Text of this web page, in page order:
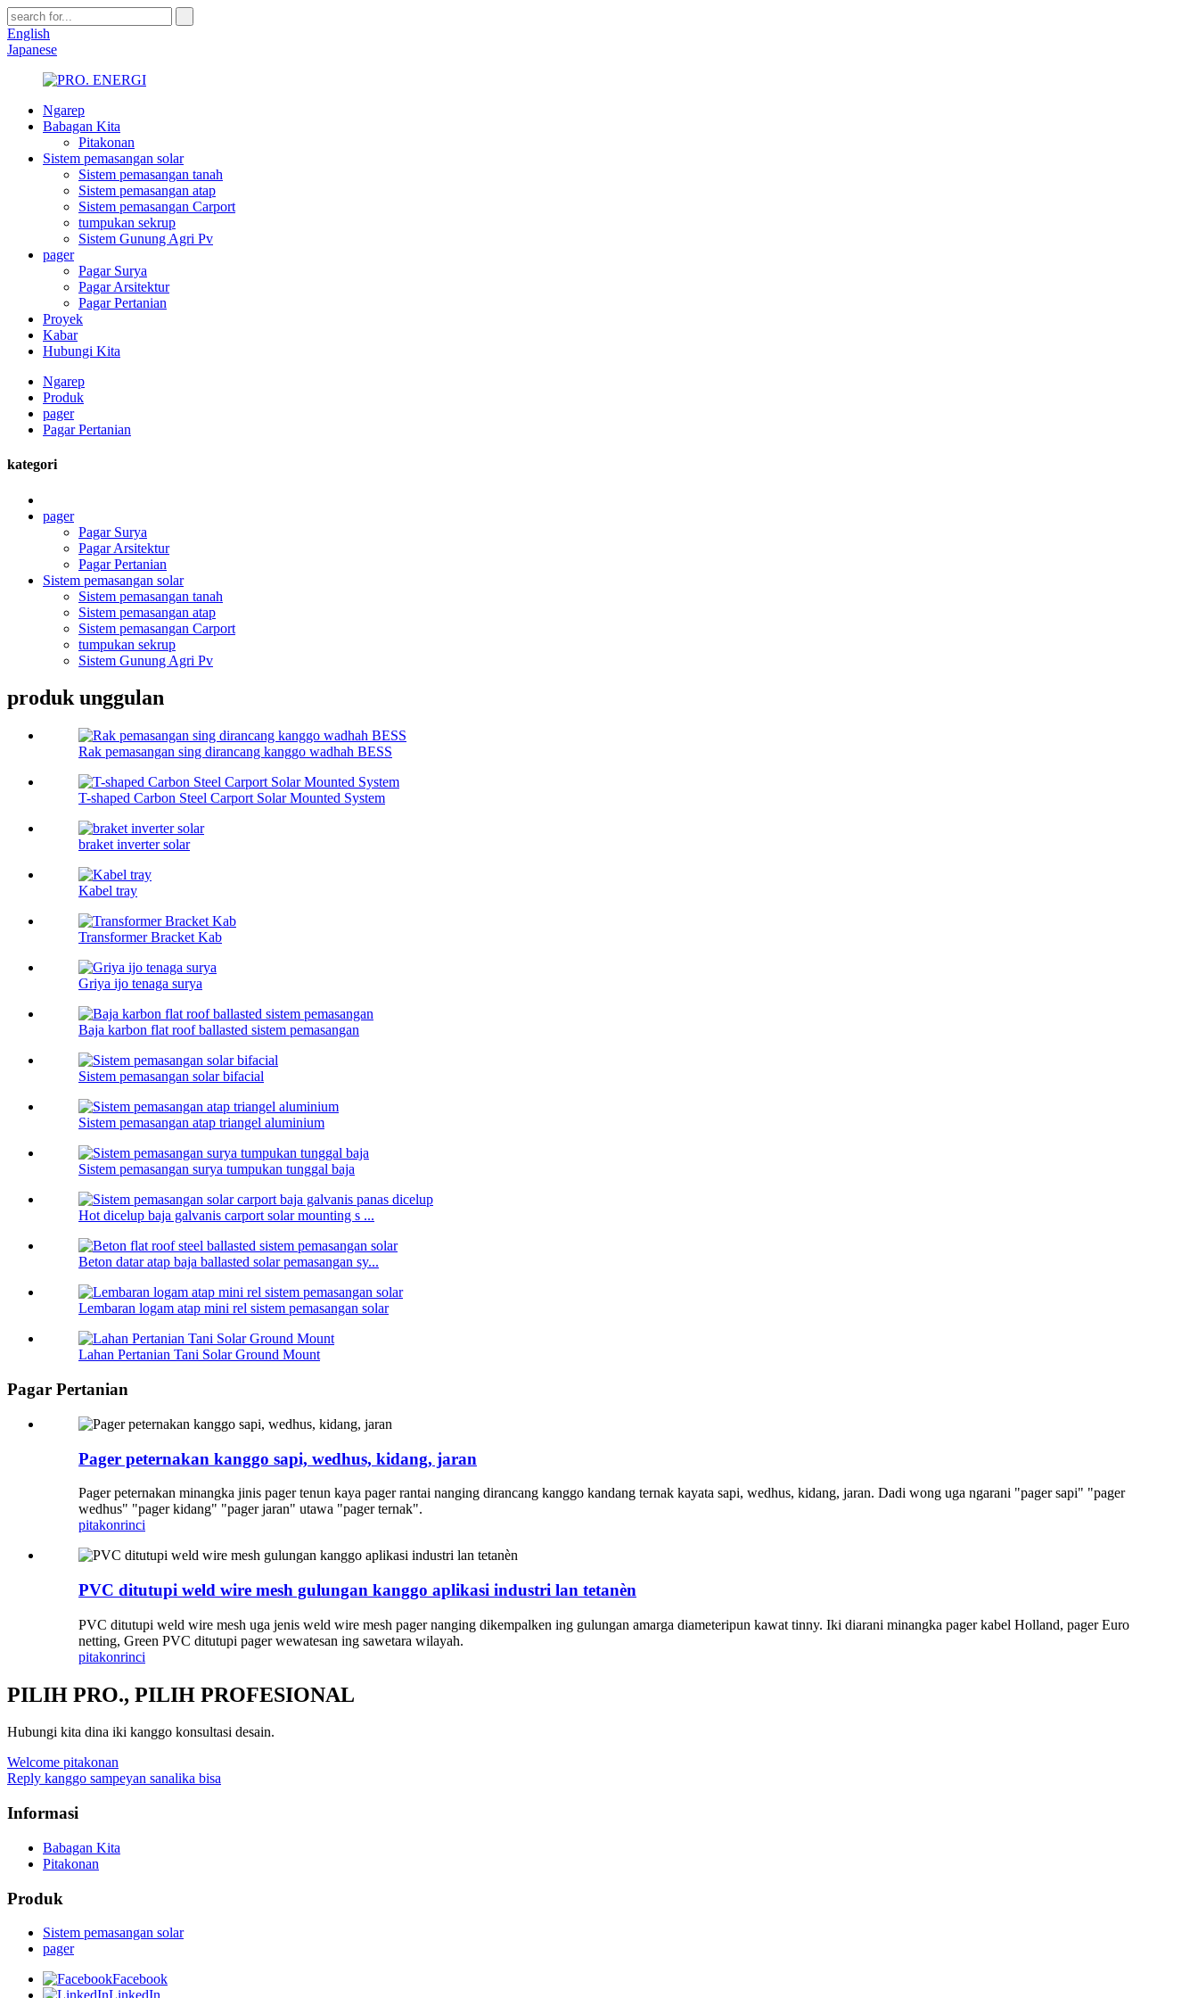
English
Japanese
Ngarep
Babagan Kita
Pitakonan
Sistem pemasangan solar
Sistem pemasangan tanah
Sistem pemasangan atap
Sistem pemasangan Carport
tumpukan sekrup
Sistem Gunung Agri Pv
pager
Pagar Surya
Pagar Arsitektur
Pagar Pertanian
Proyek
Kabar
Hubungi Kita
Ngarep
Produk
pager
Pagar Pertanian
kategori
pager
Pagar Surya
Pagar Arsitektur
Pagar Pertanian
Sistem pemasangan solar
Sistem pemasangan tanah
Sistem pemasangan atap
Sistem pemasangan Carport
tumpukan sekrup
Sistem Gunung Agri Pv
produk unggulan
Rak pemasangan sing dirancang kanggo wadhah BESS
T-shaped Carbon Steel Carport Solar Mounted System
braket inverter solar
Kabel tray
Transformer Bracket Kab
Griya ijo tenaga surya
Baja karbon flat roof ballasted sistem pemasangan
Sistem pemasangan solar bifacial
Sistem pemasangan atap triangel aluminium
Sistem pemasangan surya tumpukan tunggal baja
Hot dicelup baja galvanis carport solar mounting s ...
Beton datar atap baja ballasted solar pemasangan sy...
Lembaran logam atap mini rel sistem pemasangan solar
Lahan Pertanian Tani Solar Ground Mount
Pagar Pertanian
Pager peternakan kanggo sapi, wedhus, kidang, jaran
Pager peternakan minangka jinis pager tenun kaya pager rantai nanging dirancang kanggo kandang ternak kayata sapi, wedhus, kidang, jaran. Dadi wong uga ngarani "pager sapi" "pager
wedhus" "pager kidang" "pager jaran" utawa "pager ternak".
pitakonrinci
PVC ditutupi weld wire mesh gulungan kanggo aplikasi industri lan tetanèn
PVC ditutupi weld wire mesh uga jenis weld wire mesh pager nanging dikempalken ing gulungan amarga diameteripun kawat tinny. Iki diarani minangka pager kabel Holland, pager Euro
netting, Green PVC ditutupi pager wewatesan ing sawetara wilayah.
pitakonrinci
PILIH PRO., PILIH PROFESIONAL
Hubungi kita dina iki kanggo konsultasi desain.
Welcome pitakonan
Reply kanggo sampeyan sanalika bisa
Informasi
Babagan Kita
Pitakonan
Produk
Sistem pemasangan solar
pager
Facebook